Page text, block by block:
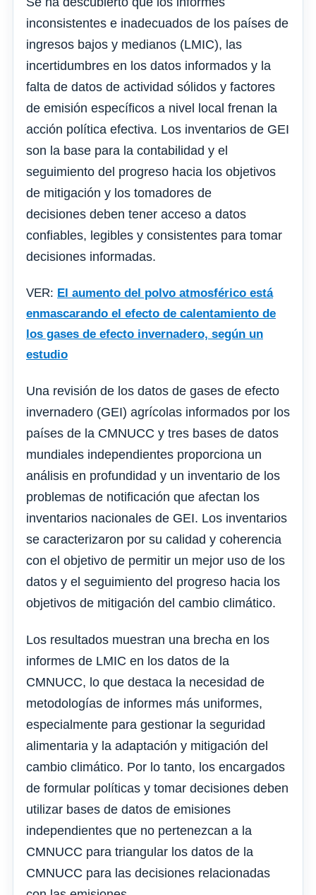
inconsistentes e inadecuados de los países de
ingresos bajos y medianos (LMIC), las
incertidumbres en los datos informados y la
falta de datos de actividad sólidos y factores
de emisión específicos a nivel local frenan la
acción política efectiva. Los inventarios de GEI
son la base para la contabilidad y el
seguimiento del progreso hacia los objetivos
de mitigación y los tomadores de
decisiones deben tener acceso a datos
confiables, legibles y consistentes para tomar
decisiones informadas.
VER: El aumento del polvo atmosférico está
enmascarando el efecto de calentamiento de
los gases de efecto invernadero, según un
estudio
Una revisión de los datos de gases de efecto
invernadero (GEI) agrícolas informados por los
países de la CMNUCC y tres bases de datos
mundiales independientes proporciona un
análisis en profundidad y un inventario de los
problemas de notificación que afectan los
inventarios nacionales de GEI. Los inventarios
se caracterizaron por su calidad y coherencia
con el objetivo de permitir un mejor uso de los
datos y el seguimiento del progreso hacia los
objetivos de mitigación del cambio climático.
Los resultados muestran una brecha en los
informes de LMIC en los datos de la
CMNUCC, lo que destaca la necesidad de
metodologías de informes más uniformes,
especialmente para gestionar la seguridad
alimentaria y la adaptación y mitigación del
cambio climático. Por lo tanto, los encargados
de formular políticas y tomar decisiones deben
utilizar bases de datos de emisiones
independientes que no pertenezcan a la
CMNUCC para triangular los datos de la
CMNUCC para las decisiones relacionadas